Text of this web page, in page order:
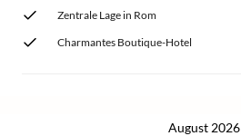
Zentrale Lage in Rom
Charmantes Boutique-Hotel
August 2026